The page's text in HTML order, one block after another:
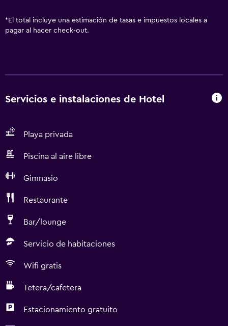
* El total incluye una estimación de tasas e impuestos locales a
pagar al hacer check-out.
Servicios e instalaciones de Hotel
Playa privada
Piscina al aire libre
Gimnasio
Restaurante
Bar/lounge
Servicio de habitaciones
Wifi gratis
Tetera/cafetera
Estacionamiento gratuito